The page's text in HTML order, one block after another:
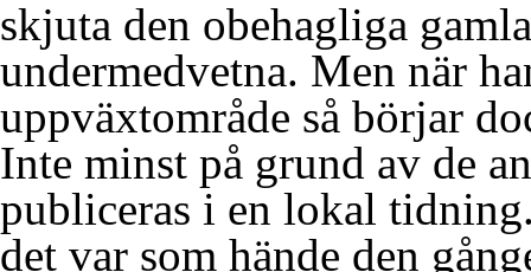
skjuta den obehagliga
undermedvetna. Men när
uppväxtområde så börjar
Inte minst på grund av de
publiceras i en lokal
det var som hände den